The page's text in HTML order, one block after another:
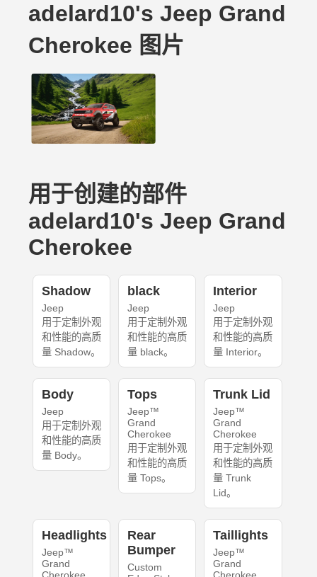
adelard10's Jeep Grand
Cherokee 图片
用于创建的部件
adelard10's Jeep Grand
Cherokee
Shadow
Jeep
用于定制外观
和性能的高质
量 Shadow。
black
Jeep
用于定制外观
和性能的高质
量 black。
Interior
Jeep
用于定制外观
和性能的高质
量 Interior。
Body
Jeep
用于定制外观
和性能的高质
量 Body。
Tops
Jeep™
Grand
Cherokee
用于定制外观
和性能的高质
量 Tops。
Trunk Lid
Jeep™
Grand
Cherokee
用于定制外观
和性能的高质
量 Trunk
Lid。
Headlights
Jeep™
Grand
Rear
Bumper
Custom
Taillights
Jeep™
Grand